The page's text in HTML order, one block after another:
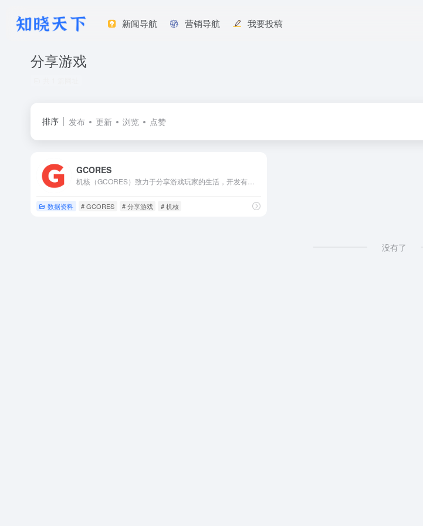
新闻导航 营销导航 我要投稿
分享游戏
排序 发布 更新 浏览 点赞
GCORES
数据资料 # GCORES # 分享游戏 # 机核
没有了